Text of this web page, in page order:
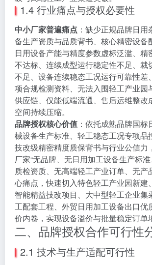
1.4 行业痛点与授权必要性
中小厂家普遍痛点 ：缺少正规品牌日
备生产资质与品质背书、核心精密设备
日用设备产能与精度参数虚标泛滥、精
不达标、连续成型运行稳定性不足、裁
不足、设备连续稳态工况运行可靠性差
项合规检测资料、无法入围轻工产业园
供应链、仅能低端流通、售后运维整改
空间持续压缩。
品牌授权核心价值 ：依托成熟品牌国
械设备生产标准、轻工稳态工况专项品
技改级精密精度质保背书与行业公信力
厂家“无品牌、无日用加工设备生产标
质检资质、无高端轻工产业订单、无产
心痛点，快速切入特色轻工产业园新建
智能精益技改项目、大中型轻工企业集
工配套工程、外贸日用加工设备出口优
价内卷，实现设备溢价与批量稳定订单
二、品牌授权合作可行性
2.1 技术与生产适配可行性